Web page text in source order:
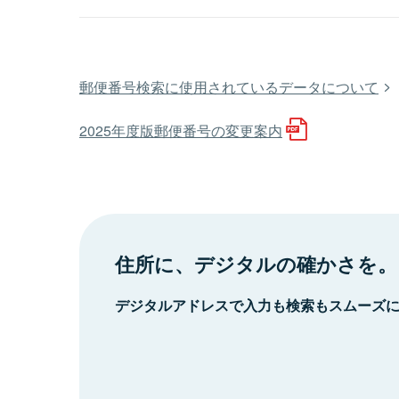
郵便番号検索に使用されているデータについて
2025年度版郵便番号の変更案内
住所に、デジタルの確かさを。
デジタルアドレスで入力も検索もスムーズ